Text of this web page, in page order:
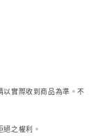
以實際收到商品為準。不
絕之權利。